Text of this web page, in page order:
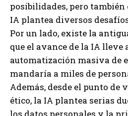
posibilidades, pero también
IA plantea diversos
Por un lado, existe la
que el avance de la IA lleve
automatización masiva de
mandaría a miles de
Además, desde el punto de
ético, la IA plantea serias